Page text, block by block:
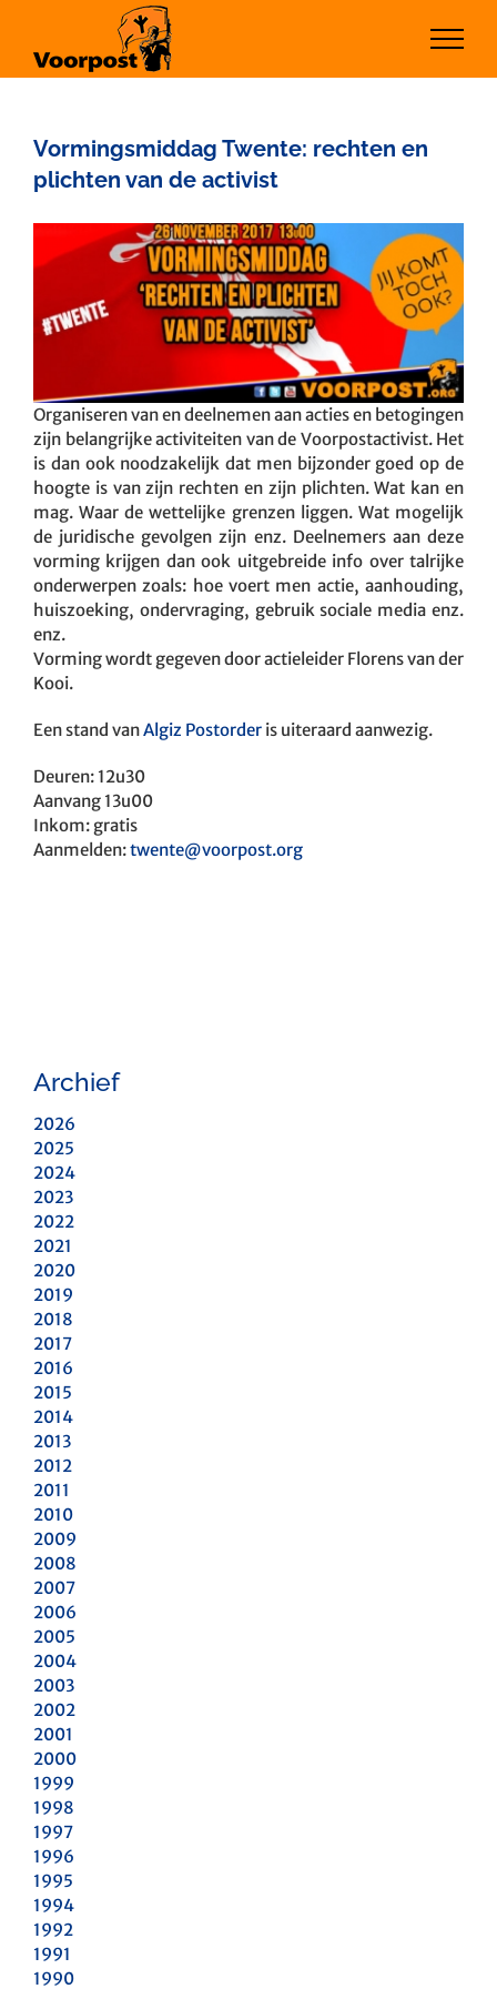
inhoud
Vormingsmiddag Twente: rechten en
plichten van de activist
grotere
Organiseren van en deelnemen aan acties en betogingen
zijn belangrijke activiteiten van de Voorpostactivist. Het
is dan ook noodzakelijk dat men bijzonder goed op de
hoogte is van zijn rechten en zijn plichten. Wat kan en
mag. Waar de wettelijke grenzen liggen. Wat mogelijk
de juridische gevolgen zijn enz. Deelnemers aan deze
vorming krijgen dan ook uitgebreide info over talrijke
onderwerpen zoals: hoe voert men actie, aanhouding,
huiszoeking, ondervraging, gebruik sociale media enz.
enz.
Vorming wordt gegeven door actieleider Florens van der
Kooi.
Een stand vanAlgiz Postorder is uiteraard aanwezig.
Deuren: 12u30
Aanvang 13u00
Inkom: gratis
Aanmelden:twente@voorpost.org
Archief
2026
2025
2024
2023
2022
2021
2020
2019
2018
2017
2016
2015
2014
2013
2012
2011
2010
2009
2008
2007
2006
2005
2004
2003
2002
2001
2000
1999
1998
1997
1996
1995
1994
1992
1991
1990